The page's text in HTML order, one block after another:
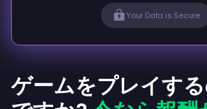
Your Data is Secure
ゲームをプレイす